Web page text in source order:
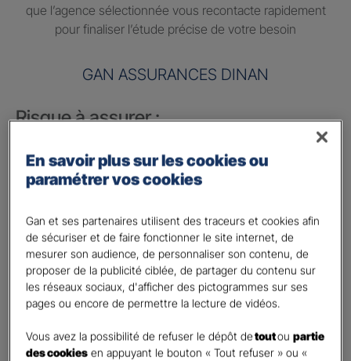
que l’agence sélectionnée vous recontacte rapidement
pour finaliser l’étude précise de votre besoin
GAN ASSURANCES DINAN
Risque à assurer :
Nom de société (Raison sociale)
Activité*
Indiquez l'activité professionnelle de votre entreprise
Chiffre d'affaires annuel
Nombre de caractères restants :9 caractères restants
Indiquez un montant annuel en euro, même approximatif.
En savoir plus sur les cookies ou
paramétrer vos cookies
Gan et ses partenaires utilisent des traceurs et cookies afin
de sécuriser et de faire fonctionner le site internet, de
mesurer son audience, de personnaliser son contenu, de
proposer de la publicité ciblée, de partager du contenu sur
les réseaux sociaux, d'afficher des pictogrammes sur ses
pages ou encore de permettre la lecture de vidéos.
Vous avez la possibilité de refuser le dépôt detoutoupartie
des cookies en appuyant le bouton « Tout refuser » ou «